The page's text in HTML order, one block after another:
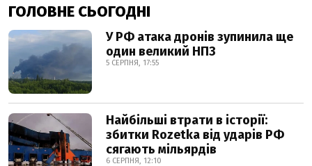
ГОЛОВНЕ СЬОГОДНІ
У РФ атака дронів зупинила ще
один великий НПЗ
5 СЕРПНЯ, 17:55
Найбільші втрати в історії:
збитки Rozetka від ударів РФ
сягають мільярдів
6 СЕРПНЯ, 12:10